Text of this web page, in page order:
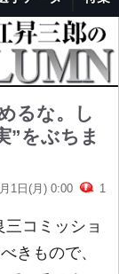
るな。し
”をぶちま
1日(月) 0:00 1
コミッショ
きもので、